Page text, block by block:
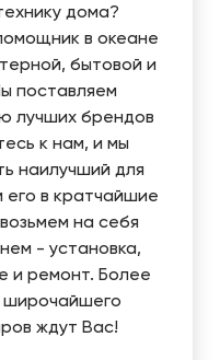
дома?
в океане
бытовой и
поставляем
лучших брендов
к нам, и мы
наилучший для
его в кратчайшие
на себя
- установка,
и ремонт. Более
широчайшего
ждут Вас!